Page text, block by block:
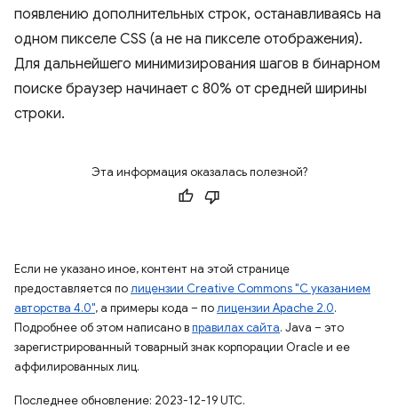
появлению дополнительных строк, останавливаясь на
одном пикселе CSS (а не на пикселе отображения).
Для дальнейшего минимизирования шагов в бинарном
поиске браузер начинает с 80% от средней ширины
строки.
Эта информация оказалась полезной?
Если не указано иное, контент на этой странице
предоставляется полицензии Creative Commons "С указанием
авторства 4.0", а примеры кода – полицензии Apache 2.0.
Подробнее об этом написано вправилах сайта. Java – это
зарегистрированный товарный знак корпорации Oracle и ее
аффилированных лиц.
Последнее обновление: 2023-12-19 UTC.